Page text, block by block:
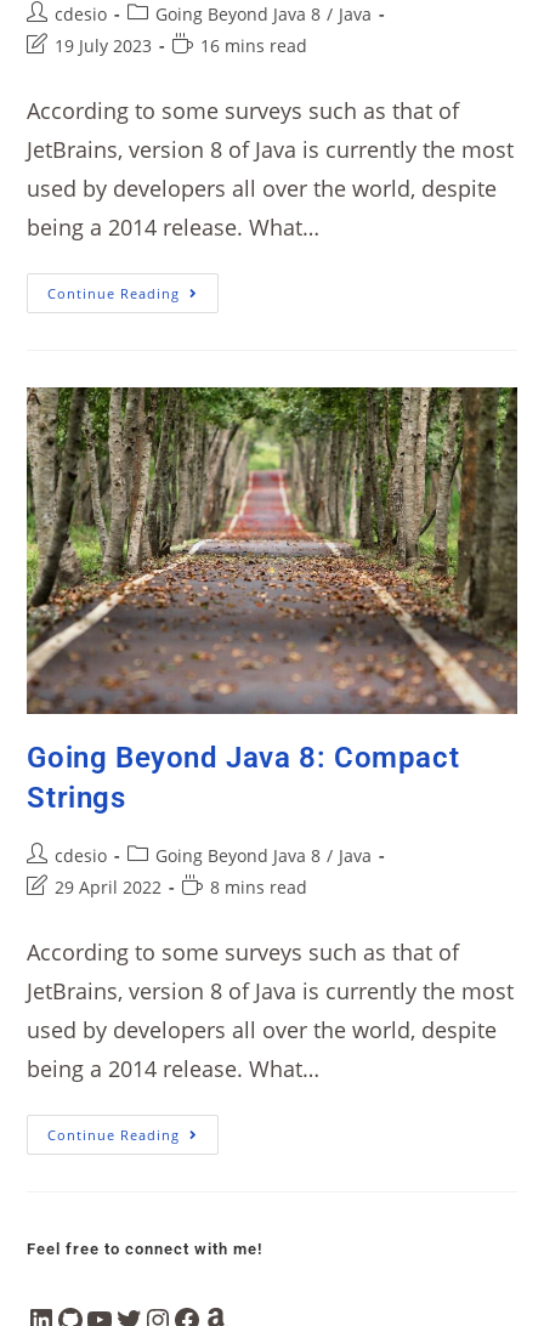
cdesio Going Beyond Java 8 / Java
19 July 2023
16 mins read
According to some surveys such as that of
JetBrains, version 8 of Java is currently the most
used by developers all over the world, despite
being a 2014 release. What…
Continue Reading
Going Beyond Java 8: Compact
Strings
cdesio Going Beyond Java 8 / Java
29 April 2022
8 mins read
According to some surveys such as that of
JetBrains, version 8 of Java is currently the most
used by developers all over the world, despite
being a 2014 release. What…
Continue Reading
Feel free to connect with me!